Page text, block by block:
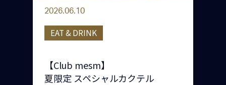
2026.06.10
EAT & DRINK
【Club mesm】
夏限定 スペシャルカクテル